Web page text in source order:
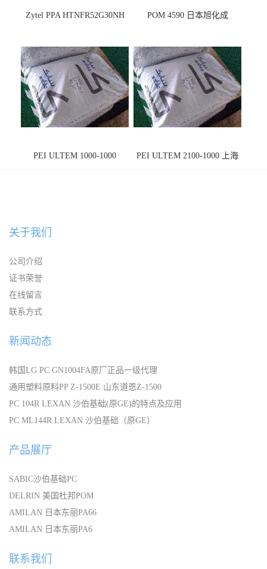
Zytel PPA HTNFR52G30NH POM 4590 日本旭化成
PEI ULTEM 1000-1000
PEI ULTEM 2100-1000 上海
关于我们
公司介绍
证书荣誉
在线留言
联系方式
新闻动态
韩国LG PC GN1004FA原厂正品一级代理
通用塑料原料PP Z-1500E 山东道恩Z-1500
PC 104R LEXAN 沙伯基础(原GE)的特点及应用
PC ML144R LEXAN 沙伯基础（原GE）
产品展厅
SABIC沙伯基础PC
DELRIN 美国杜邦POM
AMILAN 日本东丽PA66
AMILAN 日本东丽PA6
联系我们